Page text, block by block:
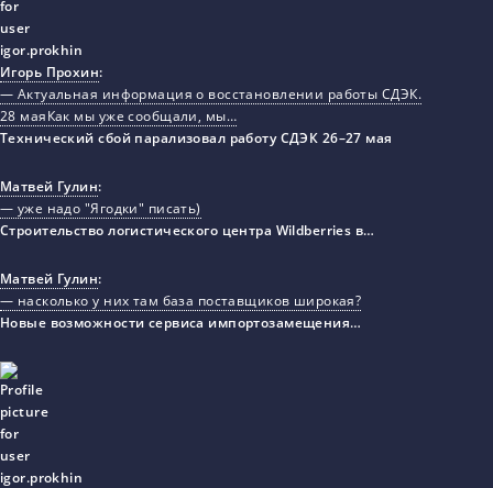
Игорь Прохин:
— Актуальная информация о восстановлении работы СДЭК.
28 маяКак мы уже сообщали, мы…
Технический сбой парализовал работу СДЭК 26–27 мая
Матвей Гулин:
— уже надо "Ягодки" писать)
Строительство логистического центра Wildberries в…
Матвей Гулин:
— насколько у них там база поставщиков широкая?
Новые возможности сервиса импортозамещения…